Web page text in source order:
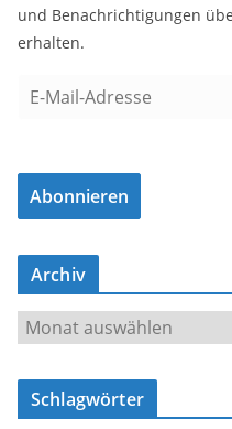
und Benachrichtigungen
erhalten.
a
l
-
d
s
Abonnieren
Archiv
r
c
Schlagwörter